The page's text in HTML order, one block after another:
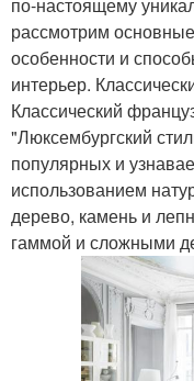
по-настоящему
рассмотрим
особенности и
интерьер.
Классический
"Люксембургский
популярных и
использованием
дерево, камень и
гаммой и сложными